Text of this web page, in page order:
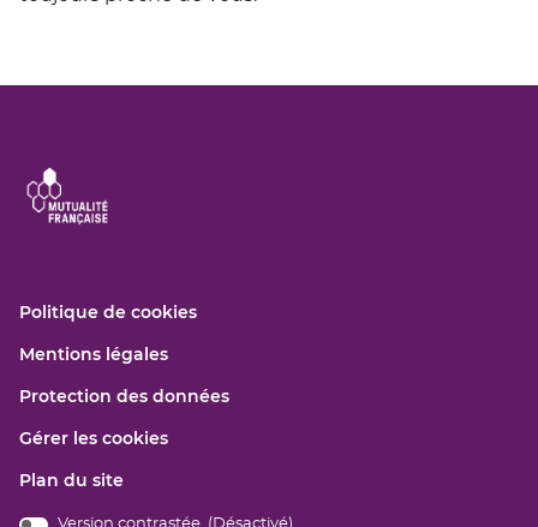
Politique de cookies(ouvre
fenêtre)
Mentions légales(ouvre
une
fenêtre)
Protection des données(ouvre
Gérer les cookies
Plan du site